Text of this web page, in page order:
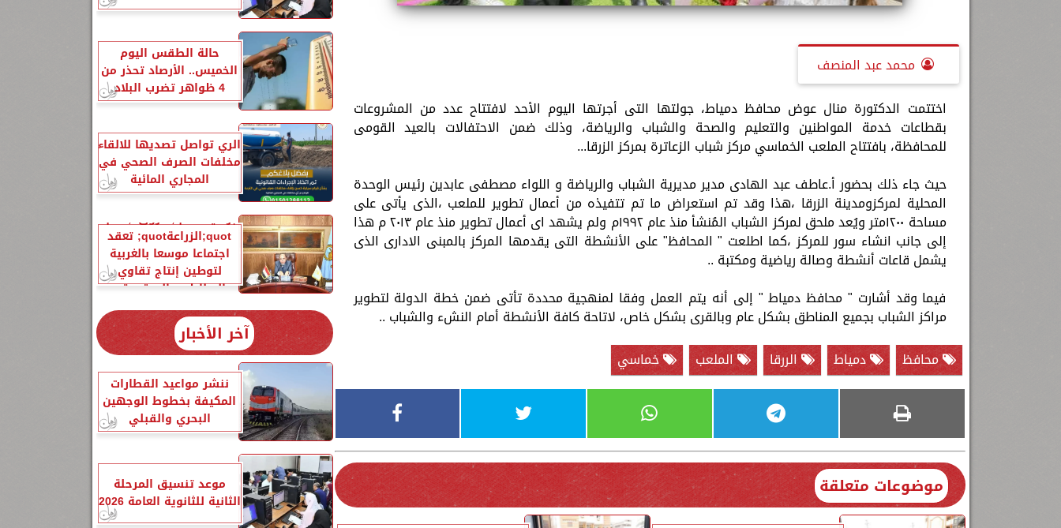
محمد عبد المنصف
اختتمت الدكتورة منال عوض محافظ دمياط، جولتها التى أجرتها اليوم الأحد لافتتاح عدد من المشروعات
بقطاعات خدمة المواطنين والتعليم والصحة والشباب والرياضة، وذلك ضمن الاحتفالات بالعيد القومى
للمحافظة، بافتتاح الملعب الخماسي مركز شباب الزعاترة بمركز الزرقا...
حيث جاء ذلك بحضور أ.عاطف عبد الهادى مدير مديرية الشباب والرياضة و اللواء مصطفى عابدين رئيس الوحدة
المحلية لمركزومدينة الزرقا ،هذا وقد تم استعراض ما تم تتفيذه من أعمال تطوير للملعب ،الذى يأتى على
مساحة ١٢٠٠متر ويُعد ملحق لمركز الشباب المُنشأ منذ عام ١٩٩٢م ولم يشهد اى أعمال تطوير منذ عام ٢٠١٣ م هذا
إلى جانب انشاء سور للمركز ،كما اطلعت " المحافظ" على الأنشطة التى يقدمها المركز بالمبنى الادارى الذى
يشمل قاعات أنشطة وصالة رياضية ومكتبة ..
فيما وقد أشارت " محافظ دمياط " إلى أنه يتم العمل وفقا لمنهجية محددة تأتى ضمن خطة الدولة لتطوير
مراكز الشباب بجميع المناطق بشكل عام وبالقرى بشكل خاص، لاتاحة كافة الأنشطة أمام النشء والشباب ..
محافظ
دمياط الررقا الملعب خماسي
موضوعات متعلقة
حالة الطقس اليوم
الخميس.. الأرصاد تحذر من
4 ظواهر تضرب البلاد
الري تواصل تصديها للالقاء
مخلفات الصرف الصحي في
المجاري المائية
برعاية quot;فاروقquot;..
quot;الزراعةquot; تعقد
اجتماعا موسعا بالغربية
لتوطين إنتاج تقاوي
البطاطس المعتمدة...
آخر الأخبار
ننشر مواعيد القطارات
المكيفة بخطوط الوجهين
البحري والقبلي
موعد تنسيق المرحلة
الثانية للثانوية العامة 2026